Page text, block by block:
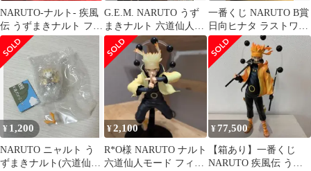
NARUTO-ナルト- 疾風
伝 うずまきナルト フィ
ギュア
G.E.M. NARUTO うず
まきナルト 六道仙人モ
ード
一番くじ NARUTO B賞
日向ヒナタ ラストワン
賞 うずまきナルト
¥ 1,200
NARUTO ニャルト う
ずまきナルト(六道仙人
¥2,100
R*O様 NARUTO ナルト
六道仙人モード フィギ
¥ 77,500
【箱あり】一番くじ
NARUTO 疾風伝 うず